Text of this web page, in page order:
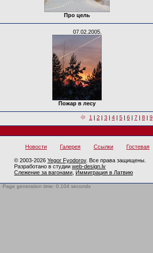
Про цель
07.02.2005.
Пожар в лесу
1 | 2 | 3 | 4 | 5 | 6 | 7 | 8 | 9
Новости Галерея Ссылки Гостевая
© 2003-2026 Yegor Fyodorov. Все права защищены.
Разработано в студии web-design.lv
Слежение за вагонами Иммиграция в Латвию
Page generation time: 0.104 seconds